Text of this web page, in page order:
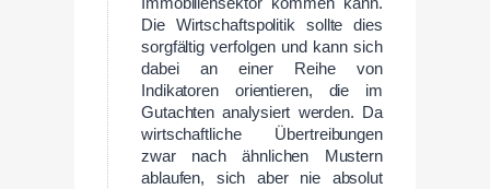
Die Wirtschaftspolitik sollte dies
sorgfältig verfolgen und kann sich
dabei an einer Reihe von
Indikatoren orientieren, die im
Gutachten analysiert werden. Da
wirtschaftliche Übertreibungen
zwar nach ähnlichen Mustern
ablaufen, sich aber nie absolut